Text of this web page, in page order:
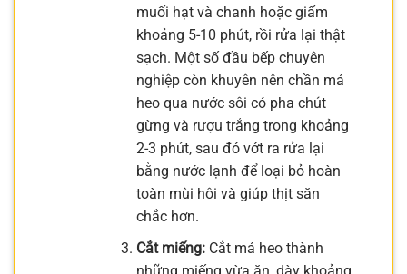
muối hạt và chanh hoặc giấm
khoảng 5-10 phút, rồi rửa lại thật
sạch. Một số đầu bếp chuyên
nghiệp còn khuyên nên chần má
heo qua nước sôi có pha chút
gừng và rượu trắng trong khoảng
2-3 phút, sau đó vớt ra rửa lại
bằng nước lạnh để loại bỏ hoàn
toàn mùi hôi và giúp thịt săn
chắc hơn.
Cắt miếng:Cắt má heo thành
những miếng vừa ăn, dày khoảng